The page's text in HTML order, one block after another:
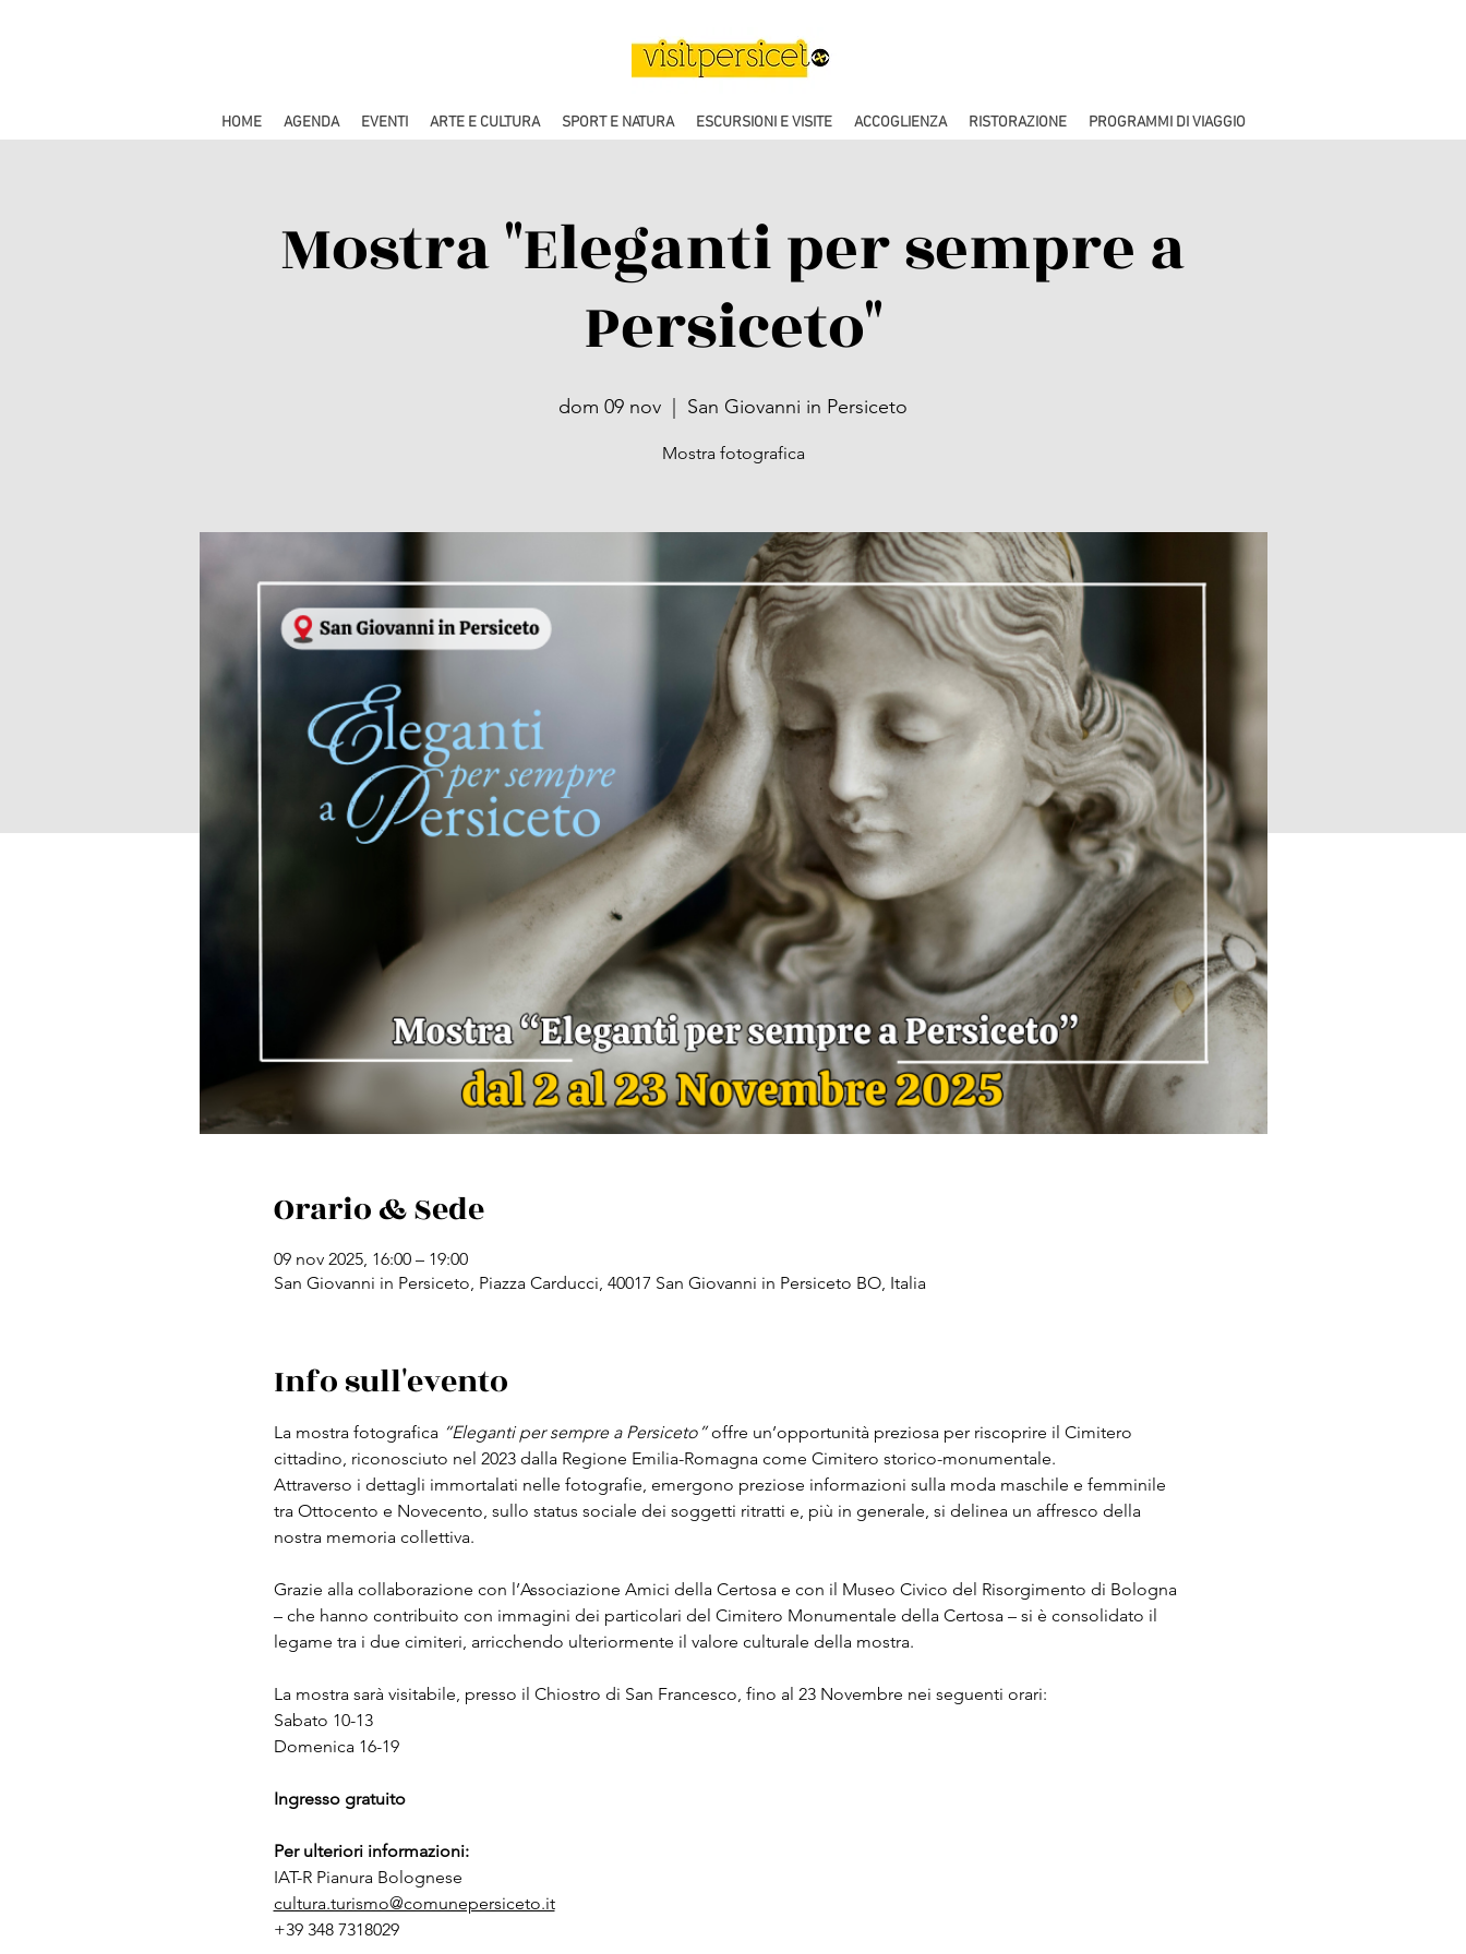
HOME AGENDA EVENTI ARTE E CULTURA SPORT E NATURA ESCURSIONI E VISITE ACCOGLIENZA RISTORAZIONE PROGRAMMI DI VIAGGIO
Mostra "Eleganti per sempre a
Persiceto"
dom 09 nov San Giovanni in Persiceto
Mostra fotografica
Orario & Sede
09 nov 2025, 16:00 – 19:00
San Giovanni in Persiceto, Piazza Carducci, 40017 San Giovanni in Persiceto BO, Italia
Info sull'evento
La mostra fotografica “Eleganti per sempre a Persiceto” offre un’opportunità preziosa per riscoprire il Cimitero
cittadino, riconosciuto nel 2023 dalla Regione Emilia-Romagna come Cimitero storico-monumentale.
Attraverso i dettagli immortalati nelle fotografie, emergono preziose informazioni sulla moda maschile e femminile
tra Ottocento e Novecento, sullo status sociale dei soggetti ritratti e, più in generale, si delinea un affresco della
nostra memoria collettiva.
Grazie alla collaborazione con l’Associazione Amici della Certosa e con il Museo Civico del Risorgimento di Bologna
– che hanno contribuito con immagini dei particolari del Cimitero Monumentale della Certosa – si è consolidato il
legame tra i due cimiteri, arricchendo ulteriormente il valore culturale della mostra.
La mostra sarà visitabile, presso il Chiostro di San Francesco, fino al 23 Novembre nei seguenti orari:
Sabato 10-13
Domenica 16-19
Ingresso gratuito
Per ulteriori informazioni:
IAT-R Pianura Bolognese
cultura.turismo@comunepersiceto.it
+39 348 7318029